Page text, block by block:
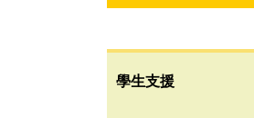
學生支援